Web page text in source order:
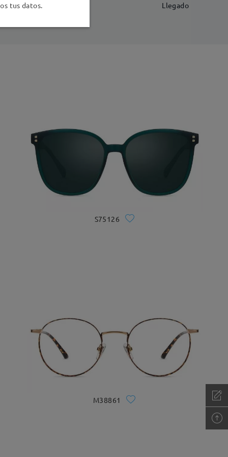
Llegado
S75126
M38861
tus datos.